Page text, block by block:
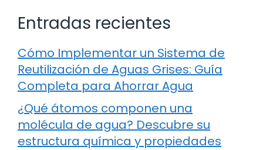
Entradas recientes
Cómo Implementar un Sistema de
Reutilización de Aguas Grises: Guía
Completa para Ahorrar Agua
¿Qué átomos componen una
molécula de agua? Descubre su
estructura química y propiedades